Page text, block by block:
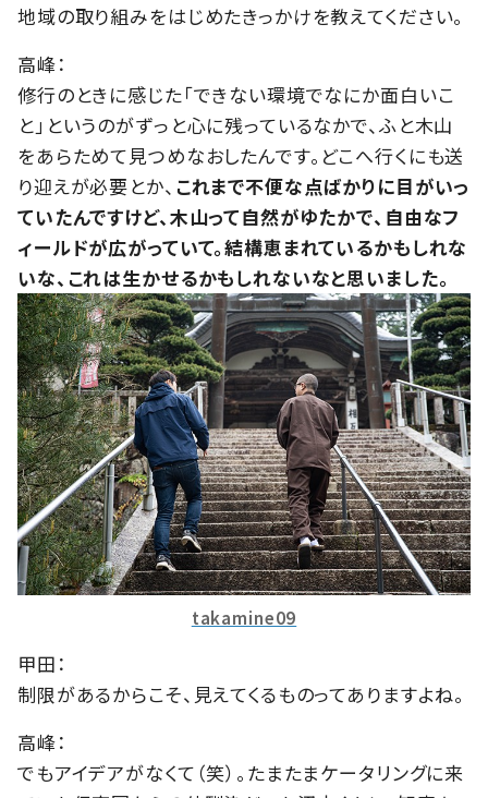
地域の取り組みをはじめたきっかけを教えてください。
高峰：
修行のときに感じた「できない環境でなにか面白いこ
と」というのがずっと心に残っているなかで、ふと木山
をあらためて見つめなおしたんです。どこへ行くにも送
り迎えが必要とか、 これまで不便な点ばかりに目がいっ
ていたんですけど、木山って自然がゆたかで、自由なフ
ィールドが広がっていて。結構恵まれているかもしれな
いな、これは生かせるかもしれないなと思いました。
takamine09
甲田：
制限があるからこそ、見えてくるものってありますよね。
高峰：
でもアイデアがなくて（笑）。たまたまケータリングに来